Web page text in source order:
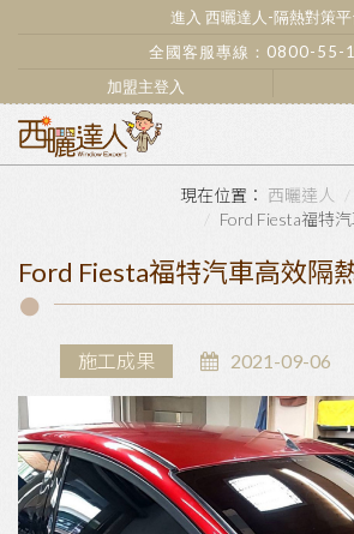
進入 西曬達人-隔熱對策平
全國客服專線： 0800-55-
加盟主登入
西曬達人
Ford Fiesta福特
Ford Fiesta福特汽車高效隔
施工成果 2021-09-06